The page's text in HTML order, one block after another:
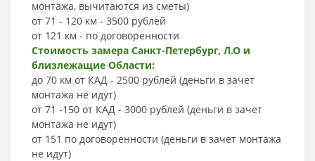
монтажа, вычитаются из сметы)
от 71 - 120 км - 3500 рублей
от 121 км - по договоренности
Стоимость замера Санкт-Петербург, Л.О и
близлежащие Области:
до 70 км от КАД - 2500 рублей (деньги в зачет
монтажа не идут)
от 71 -150 от КАД - 3000 рублей (деньги в зачет
монтажа не идут)
от 151 по договоренности (деньги в зачет монтажа
не идут)